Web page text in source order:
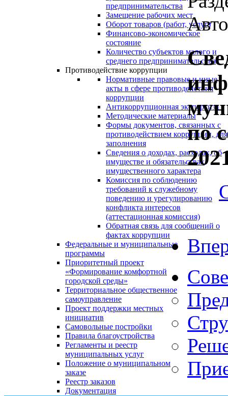
предпринимательства
Замещение рабочих мест
Оборот товаров (работ, услуг)
Финансово-экономическое
состояние
Количество субъектов малого и
среднего предпринимательства
Противодействие коррупции
Нормативные правовые и иные
акты в сфере противодействия
коррупции
Антикоррупционная экспертиза
Методические материалы
Формы документов, связанных с
противодействием коррупции, для
заполнения
Сведения о доходах, расходах, об
имуществе и обязательствах
имущественного характера
Комиссия по соблюдению
требований к служебному
поведению и урегулированию
конфликта интересов
(аттестационная комиссия)
Обратная связь для сообщений о
фактах коррупции
Федеральные и муниципальные
программы
Приоритетный проект
«Формирование комфортной
городской среды»
Территориальное общественное
самоуправление
Проект поддержки местных
инициатив
Самовольные постройки
Правила благоустройства
Регламенты и реестр
муниципальных услуг
Положение о муниципальном
заказе
Реестр заказов
Документация
по